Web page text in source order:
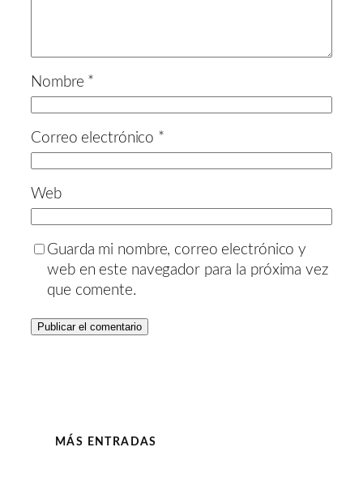
Nombre *
Correo electrónico *
Web
Guarda mi nombre, correo electrónico y
web en este navegador para la próxima vez
que comente.
MÁS ENTRADAS